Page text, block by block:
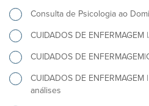
Consulta de Psicologia ao
CUIDADOS DE ENFERMAGEM
CUIDADOS DE
CUIDADOS DE
análises